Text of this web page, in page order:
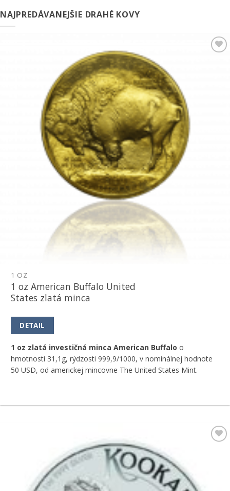
NAJPREDÁVANEJŠIE DRAHÉ KOVY
1 OZ
1 oz American Buffalo United
States zlatá minca
DETAIL
1 oz zlatá investičná minca American Buffalo o
hmotnosti 31,1g, rýdzosti 999,9/1000, v nominálnej hodnote
50 USD, od americkej mincovne The United States Mint.